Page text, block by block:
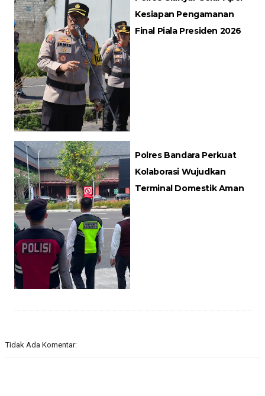
Kesiapan Pengamanan
Final Piala Presiden 2026
Polres Bandara Perkuat
Kolaborasi Wujudkan
Terminal Domestik Aman
Tidak Ada Komentar: